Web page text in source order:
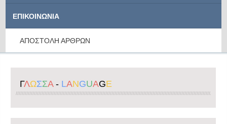
ΕΠΙΚΟΙΝΩΝΙΑ
ΑΠΟΣΤΟΛΗ ΑΡΘΡΩΝ
ΓΛΩΣΣΑ - LANGUAGE